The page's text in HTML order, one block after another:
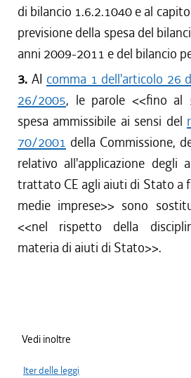
di bilancio 1.6.2.1040 e al
previsione della spesa del
anni 2009-2011 e del bilancio
3. AI comma 1 dell'articolo 26
26/2005, le parole <<fino al
spesa ammissibile ai sensi del
70/2001 della Commissione,
relativo all'applicazione degli
trattato CE agli aiuti di Stato a
medie imprese>> sono
<<nel rispetto della
materia di aiuti di Stato>>.
Vedi inoltre
Iter delle leggi